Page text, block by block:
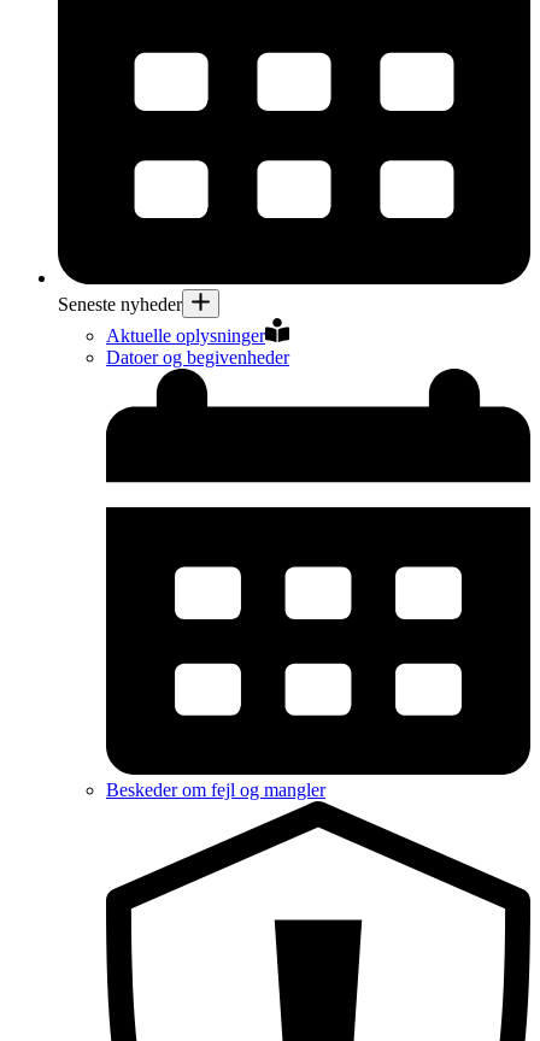
Seneste nyheder
Aktuelle oplysninger
Datoer og begivenheder
Beskeder om fejl og mangler